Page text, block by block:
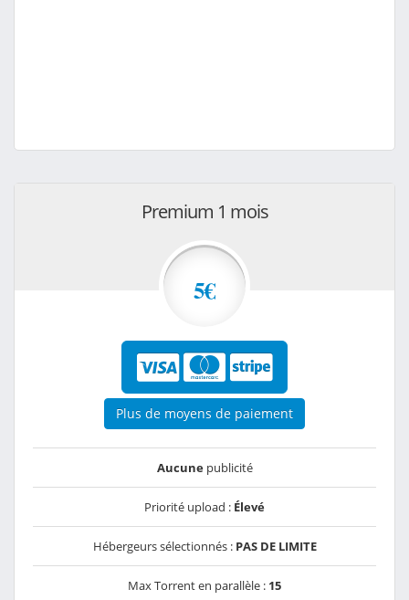
Premium 1 mois
5€
Plus de moyens de paiement
Aucunepublicité
Priorité upload : Élevé
Hébergeurs sélectionnés : PAS DE LIMITE
Max Torrent en parallèle : 15